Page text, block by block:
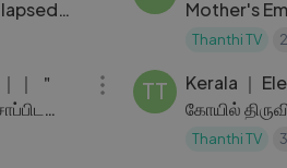
Mother's
CM
Thanthi TV
｜ ＂
TT
Kerala ｜
கோயில்
மிரண்ட
Thanthi TV